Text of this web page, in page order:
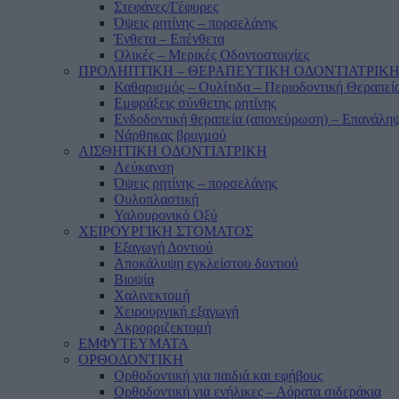
Στεφάνες/Γέφυρες
Όψεις ρητίνης – πορσελάνης
Ένθετα – Επένθετα
Ολικές – Μερικές Οδοντοστοιχίες
ΠΡΟΛΗΠΤΙΚΗ – ΘΕΡΑΠΕΥΤΙΚΗ ΟΔΟΝΤΙΑΤΡΙΚΗ
Καθαρισμός – Ουλίτιδα – Περιοδοντική
Εμφράξεις σύνθετης ρητίνης
Ενδοδοντική θεραπεία (απονεύρωση) –
Νάρθηκας βρυγμού
ΑΙΣΘΗΤΙΚΗ ΟΔΟΝΤΙΑΤΡΙΚΗ
Λεύκανση
Όψεις ρητίνης – πορσελάνης
Ουλοπλαστική
Υαλουρονικό Οξύ
ΧΕΙΡΟΥΡΓΙΚΗ ΣΤΟΜΑΤΟΣ
Εξαγωγή Δοντιού
Αποκάλυψη εγκλείστου δοντιού
Βιοψία
Χαλινεκτομή
Χειρουργική εξαγωγή
Ακρορριζεκτομή
ΕΜΦΥΤΕΥΜΑΤΑ
ΟΡΘΟΔΟΝΤΙΚΗ
Ορθοδοντική για παιδιά και εφήβους
Ορθοδοντική για ενήλικες – Αόρατα σιδεράκια